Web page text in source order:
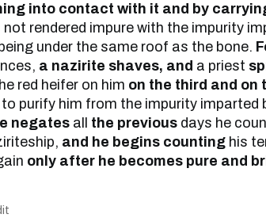
into contact with it and by
not rendered impure with the impurity
under the same roof as the bone.
a nazirite shaves, and a priest
red heifer on him on the third and on
purify him from the impurity imparted
negates all the previous days he
and he begins counting his
only after he becomes pure and